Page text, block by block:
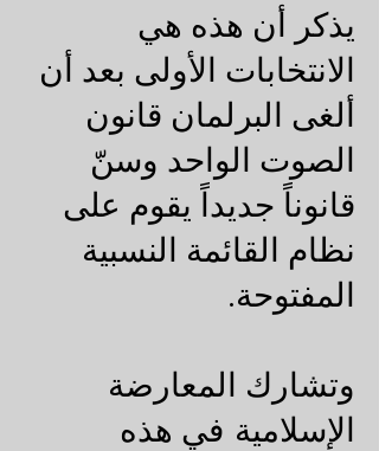
يذكر أن هذه هي
الانتخابات الأولى بعد أن
ألغى البرلمان قانون
الصوت الواحد وسنّ
قانوناً جديداً يقوم على
نظام القائمة النسبية
المفتوحة.
وتشارك المعارضة
الإسلامية في هذه